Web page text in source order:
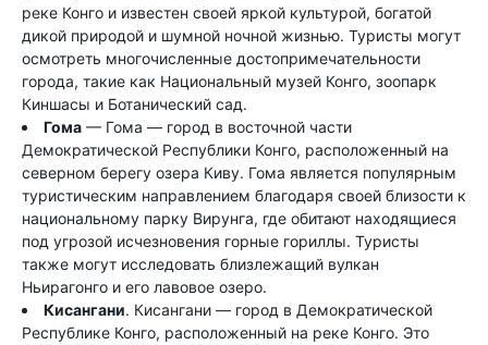
реке Конго и известен своей яркой культурой, богатой
дикой природой и шумной ночной жизнью. Туристы могут
осмотреть многочисленные достопримечательности
города, такие как Национальный музей Конго, зоопарк
Киншасы и Ботанический сад.
Гома — Гома — город в восточной части
Демократической Республики Конго, расположенный на
северном берегу озера Киву. Гома является популярным
туристическим направлением благодаря своей близости к
национальному парку Вирунга, где обитают находящиеся
под угрозой исчезновения горные гориллы. Туристы
также могут исследовать близлежащий вулкан
Ньирагонго и его лавовое озеро.
Кисангани. Кисангани — город в Демократической
Республике Конго, расположенный на реке Конго. Это